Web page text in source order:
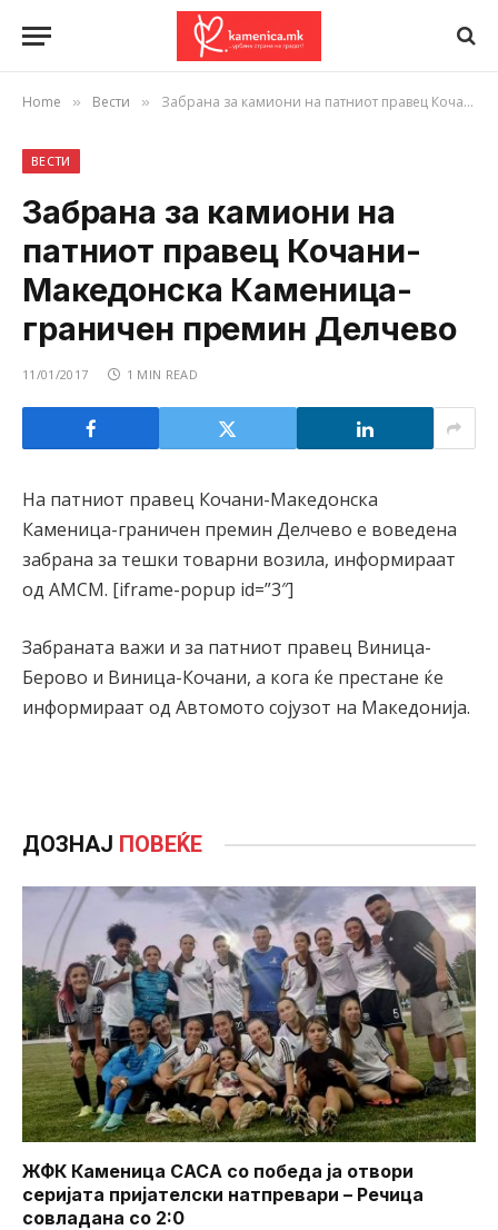
Home » Вести » Забрана за камиони на патниот правец Кочани-Македонска Каменица-граничен премин Делчево
ВЕСТИ
Забрана за камиони на
патниот правец Кочани-
Македонска Каменица-
граничен премин Делчево
11/01/2017 1 MIN READ
На патниот правец Кочани-Македонска
Каменица-граничен премин Делчево е воведена
забрана за тешки товарни возила, информираат
од АМСМ. [iframe-popup id=”3″]
Забраната важи и за патниот правец Виница-
Берово и Виница-Кочани, а кога ќе престане ќе
информираат од Автомото сојузот на Македонија.
ДОЗНАЈ ПОВЕЌЕ
ЖФК Каменица САСА со победа ја отвори
серијата пријателски натпревари – Речица
совладана со 2:0